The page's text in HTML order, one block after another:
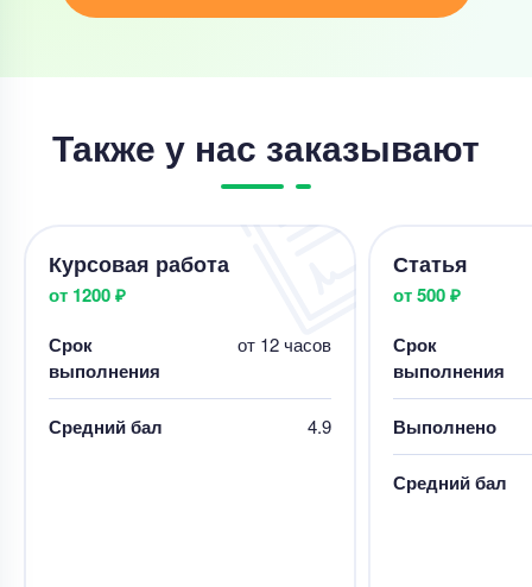
Также у нас заказывают
Курсовая работа
от 1200 ₽
Срок
выполнения
от 12 часов
Средний бал 4.9
Статья
от 500 ₽
Срок
выполнения
Выполнено
Средний бал